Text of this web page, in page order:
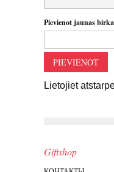
Pievienot jaunas
PIEVIENOT
Lietojiet
Giftshop